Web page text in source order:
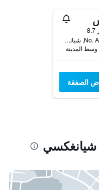
No. A47,Qingxi Lane, شيانغكسي, الصين
الصفقة